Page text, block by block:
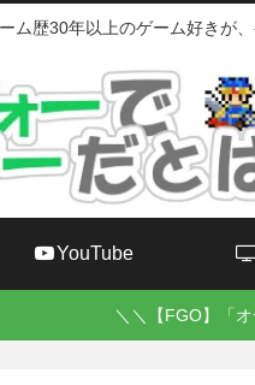
ム歴30年以上のゲーム好きが
YouTube
＼＼【FGO】「